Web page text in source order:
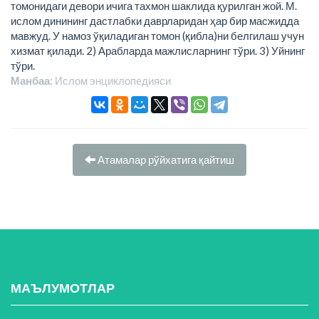
томонидаги девори ичига тахмон шаклида қурилган жой. М.
ислом динининг дастлабки даврларидан ҳар бир масжидда
мавжуд. У намоз ўқиладиган томон (қибла)ни белгилаш учун
хизмат қилади. 2) Арабларда мажлисларнинг тўри. 3) Уйнинг
тўри.
Манбаа: Ислом энциклопeдияси
Атамалар рўйхатига қайтиш
МАЪЛУМОТЛАР